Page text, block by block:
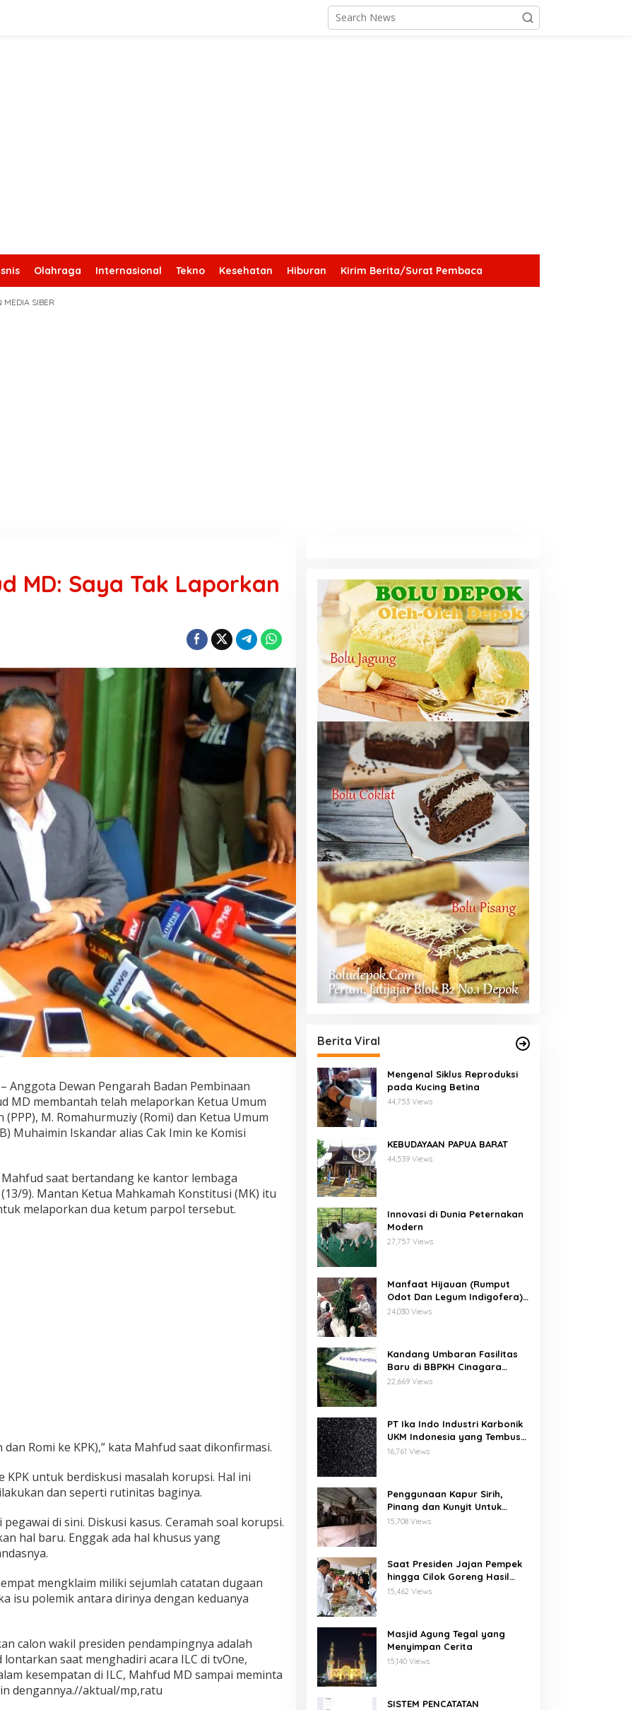
Olahraga Internasional Tekno Kesehatan Hiburan Kirim Berita/Surat Pembaca
MEDIA SIBER
MD: Saya Tak Laporkan
– Anggota Dewan Pengarah Badan Pembinaan
MD membantah telah melaporkan Ketua Umum
M. Romahurmuziy (Romi) dan Ketua Umum
Muhaimin Iskandar alias Cak Imin ke Komisi
saat bertandang ke kantor lembaga
9). Mantan Ketua Mahkamah Konstitusi (MK) itu
melaporkan dua ketum parpol tersebut.
Romi ke KPK),” kata Mahfud saat dikonfirmasi.
KPK untuk berdiskusi masalah korupsi. Hal ini
dan seperti rutinitas baginya.
di sini. Diskusi kasus. Ceramah soal korupsi.
hal baru. Enggak ada hal khusus yang
mengklaim miliki sejumlah catatan dugaan
isu polemik antara dirinya dengan keduanya
calon wakil presiden pendampingnya adalah
saat menghadiri acara ILC di tvOne,
kesempatan di ILC, Mahfud MD sampai meminta
dengannya.//aktual/mp,ratu
Berita Viral
Mengenal Siklus Reproduksi
pada Kucing Betina
44,753 Views
KEBUDAYAAN PAPUA BARAT
44,539 Views
Innovasi di Dunia Peternakan
Modern
27,757 Views
Manfaat Hijauan (Rumput
Odot Dan Legum Indigofera)
Untuk Ayam Buras Kub Dan
24,030 Views
Kandang Umbaran Fasilitas
Baru di BBPKH Cinagara
Bogor
22,669 Views
PT Ika Indo Industri Karbonik
UKM Indonesia yang Tembus
Pasar Global
16,761 Views
Penggunaan Kapur Sirih,
Pinang dan Kunyit Untuk
Pengobatan Penyakit Orf
15,708 Views
Saat Presiden Jajan Pempek
hingga Cilok Goreng Hasil
Binaan PNM Mekaar
15,462 Views
Masjid Agung Tegal yang
Menyimpan Cerita
15,140 Views
SISTEM PENCATATAN